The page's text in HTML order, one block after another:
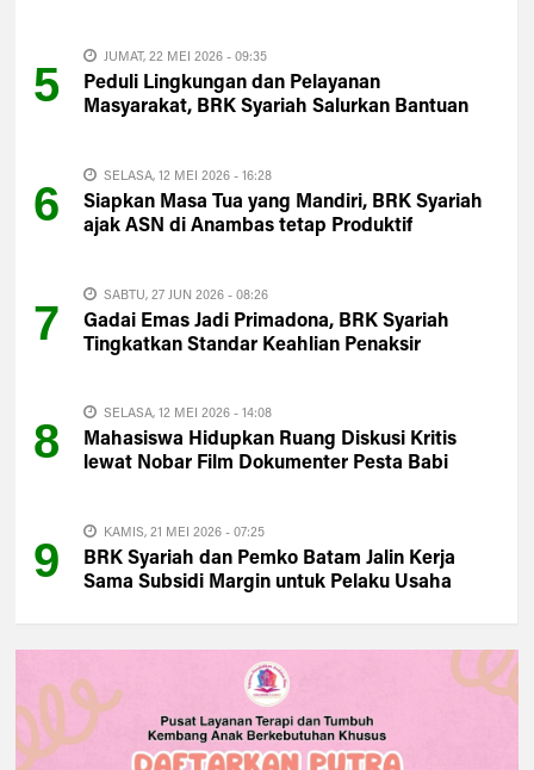
5
JUMAT, 22 MEI 2026 - 09:35
Peduli Lingkungan dan Pelayanan
Masyarakat, BRK Syariah Salurkan Bantuan
6
SELASA, 12 MEI 2026 - 16:28
Siapkan Masa Tua yang Mandiri, BRK Syariah
ajak ASN di Anambas tetap Produktif
7
SABTU, 27 JUN 2026 - 08:26
Gadai Emas Jadi Primadona, BRK Syariah
Tingkatkan Standar Keahlian Penaksir
8
SELASA, 12 MEI 2026 - 14:08
Mahasiswa Hidupkan Ruang Diskusi Kritis
lewat Nobar Film Dokumenter Pesta Babi
9
KAMIS, 21 MEI 2026 - 07:25
BRK Syariah dan Pemko Batam Jalin Kerja
Sama Subsidi Margin untuk Pelaku Usaha